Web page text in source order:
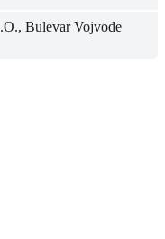
Bulevar Vojvode